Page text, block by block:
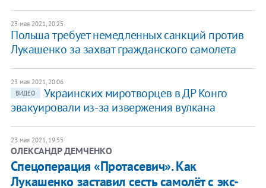
23 мая 2021, 20:25
Польша требует немедленных санкций против
Лукашенко за захват гражданского самолета
23 мая 2021, 20:06
ВИДЕО
Украинских миротворцев в ДР Конго
эвакуировали из-за извержения вулкана
23 мая 2021, 19:55
ОЛЕКСАНДР ДЕМЧЕНКО
Спецоперация «Протасевич». Как
Лукашенко заставил сесть самолёт с экс-